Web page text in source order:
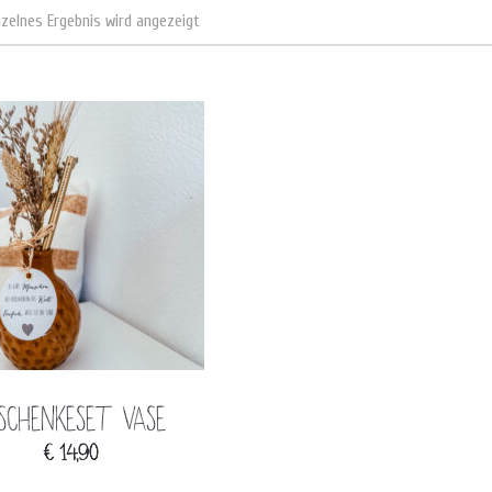
Ergebnis wird angezeigt
Vase
€14,90